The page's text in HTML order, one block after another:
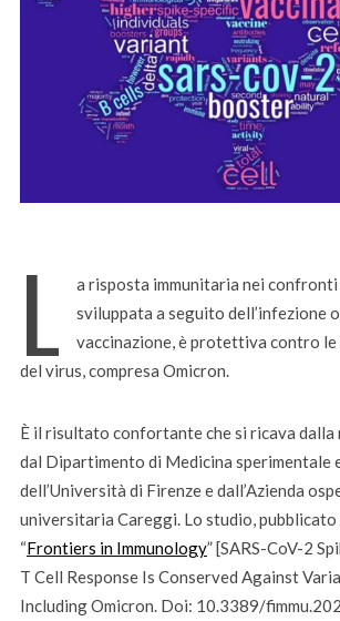
L
a risposta immunitaria nei confronti
sviluppata a seguito dell’infezione
vaccinazione, è protettiva contro
del virus, compresa Omicron.
È il risultato confortante che si ricava dalla
dal Dipartimento di Medicina sperimentale
dell’Università di Firenze e dall’Azienda
universitaria Careggi. Lo studio, pubblicato
“Frontiers in Immunology” [SARS-CoV-2
T Cell Response Is Conserved Against
Including Omicron. Doi: 10.3389/